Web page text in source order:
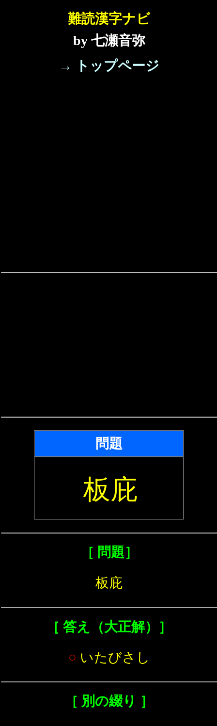
難読漢字ナビ
by 七瀬音弥
→ トップページ
問題
板庇
［ 問題］
板庇
［ 答え（大正解）］
○ いたびさし
［ 別の綴り ］